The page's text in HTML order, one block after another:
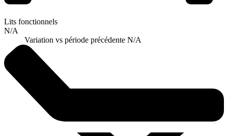
Lits fonctionnels
N/A
Variation vs période précédente N/A